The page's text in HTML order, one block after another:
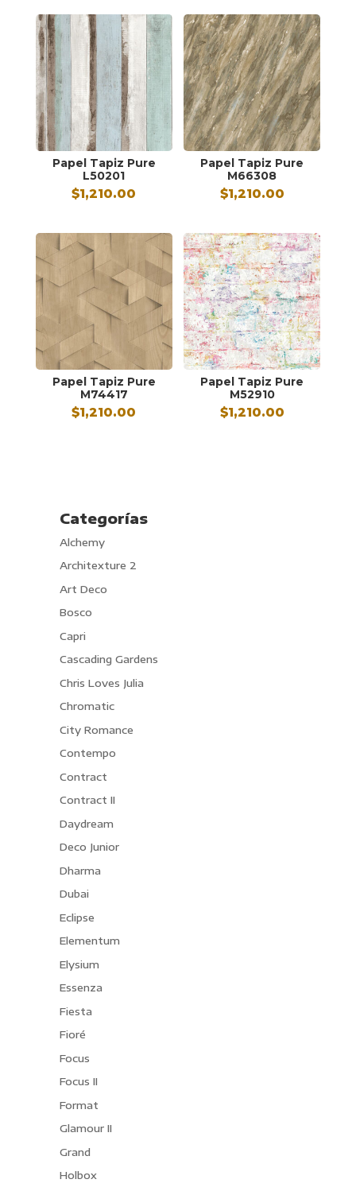
Papel Tapiz Pure
L50201
$1,210.00
Papel Tapiz Pure
M66308
$1,210.00
Papel Tapiz Pure
M74417
$1,210.00
Papel Tapiz Pure
M52910
$1,210.00
Categorías
Alchemy
Architexture 2
Art Deco
Bosco
Capri
Cascading Gardens
Chris Loves Julia
Chromatic
City Romance
Contempo
Contract
Contract II
Daydream
Deco Junior
Dharma
Dubai
Eclipse
Elementum
Elysium
Essenza
Fiesta
Fioré
Focus
Focus II
Format
Glamour II
Grand
Holbox